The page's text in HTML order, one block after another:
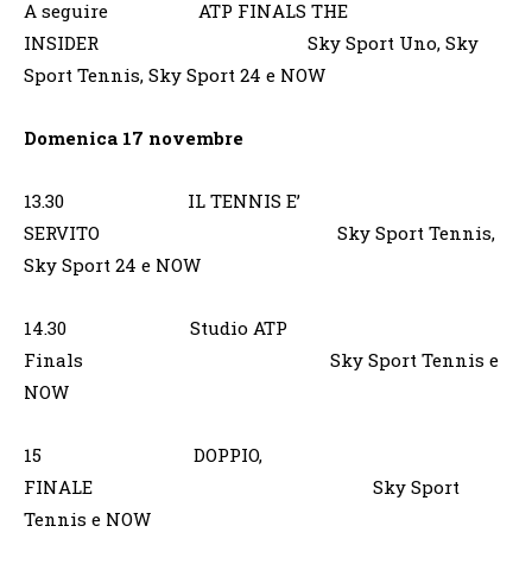
A seguire ATP FINALS THE
INSIDER Sky Sport Uno, Sky
Sport Tennis, Sky Sport 24 e NOW
Domenica 17 novembre
13.30 IL TENNIS E’
SERVITO Sky Sport Tennis,
Sky Sport 24 e NOW
14.30 Studio ATP
Finals Sky Sport Tennis e
NOW
15 DOPPIO,
FINALE Sky Sport
Tennis e NOW